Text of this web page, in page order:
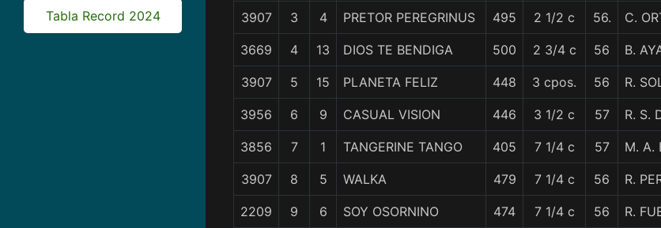
Tabla Record 2024 3907 3 4 PRETOR PEREGRINUS 495 2 1/2 c 56. C.
3669 4 13 DIOS TE BENDIGA 500 2 3/4 c 56 B.
3907 5 15 PLANETA FELIZ 448 3 cpos. 56 R.
3956 6 9 CASUAL VISION 446 3 1/2 c 57 R. S.
3856 7 1 TANGERINE TANGO 405 7 1/4 c 57 M. A.
3907 8 5 WALKA 479 7 1/4 c 56 R.
2209 9 6 SOY OSORNINO 474 7 1/4 c 56 R.